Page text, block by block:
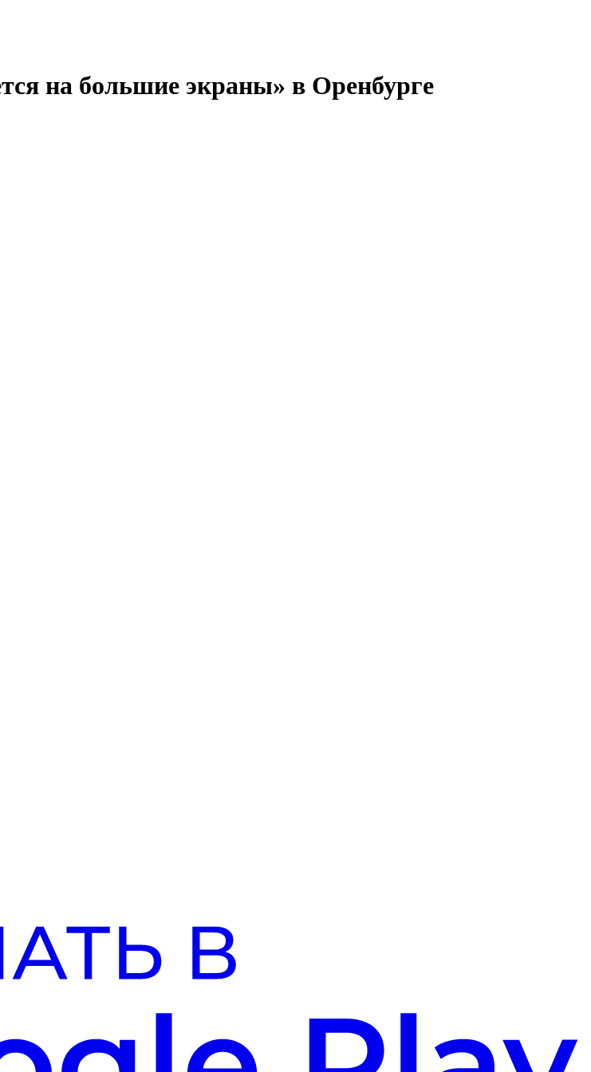
на большие экраны» в Оренбурге